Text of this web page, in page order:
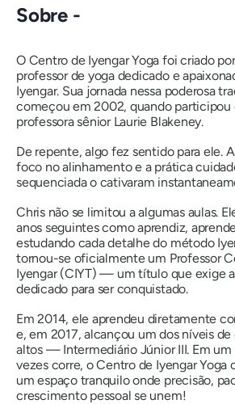
Sobre -
O Centro de Iyengar Yoga foi criado
professor de yoga dedicado e
Iyengar. Sua jornada nessa poderosa
começou em 2002, quando participou
professora sênior Laurie Blakeney.
De repente, algo fez sentido para ele.
foco no alinhamento e a prática
sequenciada o cativaram
Chris não se limitou a algumas aulas.
anos seguintes como aprendiz,
estudando cada detalhe do método
tornou-se oficialmente um Professor
Iyengar (CIYT) — um título que exige
dedicado para ser conquistado.
Em 2014, ele aprendeu diretamente
e, em 2017, alcançou um dos níveis
altos — Intermediário Júnior III. Em
vezes corre, o Centro de Iyengar Yoga
um espaço tranquilo onde precisão,
crescimento pessoal se unem!